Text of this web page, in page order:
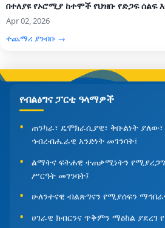
በተለያዩ የኦሮሚያ ከተሞች የህዝቡ የድጋፍ ሰልፍ
Apr 02, 2026
ተጨማሪ ያንብቡ →
የብልፅግና ፓርቲ ዓላማዎች
ጠንካራ፣ ዴሞክራሲያዊ፣ ቅቡልነት
ኅብረብሔራዊ አንድነት መገንባት፤
ልማትና ፍትሐዊ ተጠቃሚነትን
ሥርዓት መገንባት፤
ሁለንተናዊ ብልጽግናን የሚያሰፍን
ሀገራዊ ክብርንና ጥቅምን ማዕከል ያደረገ